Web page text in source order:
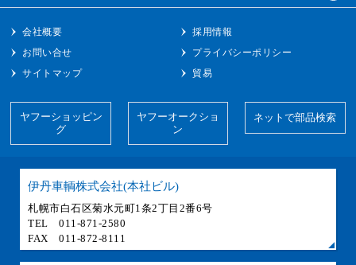
会社概要
採用情報
お問い合せ
プライバシーポリシー
サイトマップ
貿易
ヤフーショッピン
グ
ヤフーオークショ
ン
ネットで部品検索
伊丹車輌株式会社(本社ビル)
札幌市白石区菊水元町1条2丁目2番6号
TEL 011-871-2580
FAX 011-872-8111